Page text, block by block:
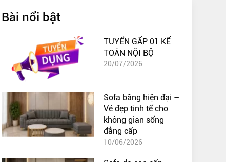
Bài nổi bật
TUYỂN GẤP 01 KẾ
TOÁN NỘI BỘ
20/07/2026
Sofa băng hiện đại –
Vẻ đẹp tinh tế cho
không gian sống
đẳng cấp
10/06/2026